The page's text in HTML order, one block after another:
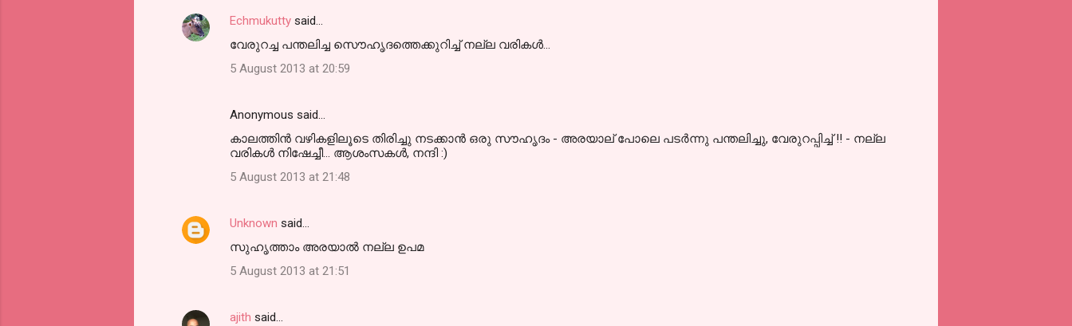
C
Echmukutty said…
വേരുറച്ച പന്തലിച്ച സൌഹൃദത്തെക്കുറിച്ച് നല്ല വരികള്‍...
5 August 2013 at 20:59
Anonymous said…
കാലത്തിന്‍ വഴികളിലൂടെ തിരിച്ചു നടക്കാന്‍ ഒരു സൗഹൃദം - അരയാല് പോലെ പടര്‍ന്നു പന്തലിച്ചു, വേരുറപ്പിച്ച് !! - നല്ല
വരികള്‍ നിഷേച്ചീ... ആശംസകള്‍, നന്ദി :)
5 August 2013 at 21:48
Unknown said…
സുഹൃത്താം അരയാല്‍ നല്ല ഉപമ
5 August 2013 at 21:51
ajith said…